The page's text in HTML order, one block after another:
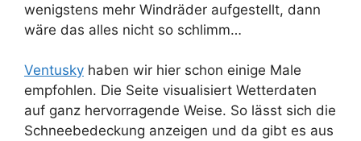
wenigstens mehr Windräder aufgestellt, dann
wäre das alles nicht so schlimm…
Ventusky haben wir hier schon einige Male
empfohlen. Die Seite visualisiert Wetterdaten
auf ganz hervorragende Weise. So lässt sich die
Schneebedeckung anzeigen und da gibt es aus